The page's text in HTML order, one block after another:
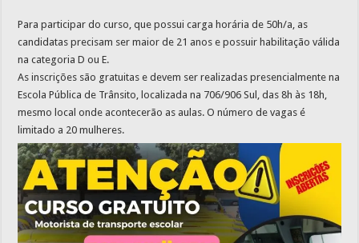
Para participar do curso, que possui carga horária de 50h/a, as
candidatas precisam ser maior de 21 anos e possuir habilitação válida
na categoria D ou E.
As inscrições são gratuitas e devem ser realizadas presencialmente na
Escola Pública de Trânsito, localizada na 706/906 Sul, das 8h às 18h,
mesmo local onde acontecerão as aulas. O número de vagas é
limitado a 20 mulheres.